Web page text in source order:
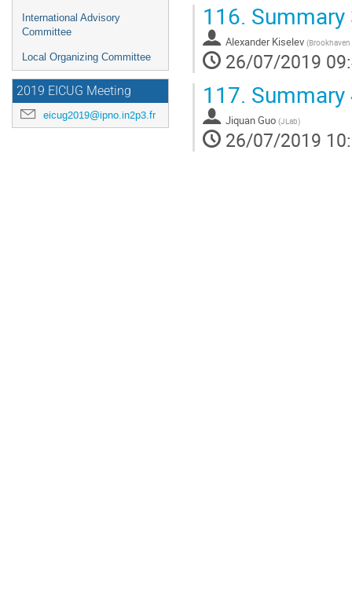
International Advisory
Committee
Local Organizing Committee
2019 EICUG Meeting
eicug2019@ipno.in2p3.fr
116.
Alexander Kiselev (
26/07/2019
117.
Jiquan Guo (JLab)
26/07/2019